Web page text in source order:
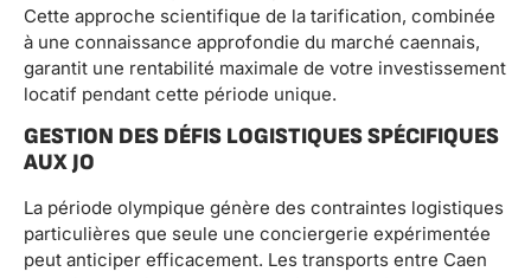
Cette approche scientifique de la tarification, combinée
à une connaissance approfondie du marché caennais,
garantit une rentabilité maximale de votre investissement
locatif pendant cette période unique.
GESTION DES DÉFIS LOGISTIQUES SPÉCIFIQUES
AUX JO
La période olympique génère des contraintes logistiques
particulières que seule une conciergerie expérimentée
peut anticiper efficacement. Les transports entre Caen